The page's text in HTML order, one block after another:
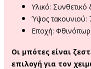
Υλικό: Συνθετικό
Ύψος τακουνιού:
Εποχή:
Οι μπότες είναι
επιλογή για τον